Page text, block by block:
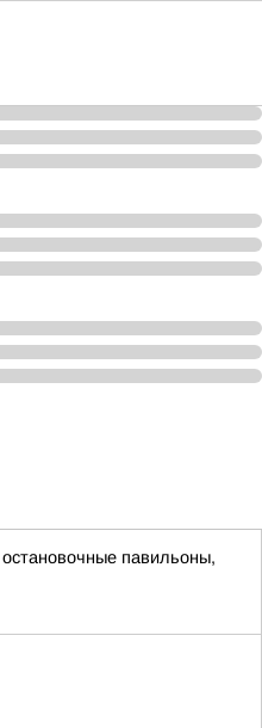
павильоны,